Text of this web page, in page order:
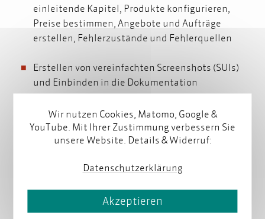
einleitende Kapitel, Produkte konfigurieren,
Preise bestimmen, Angebote und Aufträge
erstellen, Fehlerzustände und Fehlerquellen
Erstellen von vereinfachten Screenshots (SUIs)
und Einbinden in die Dokumentation
Wir nutzen Cookies, Matomo, Google &
YouTube. Mit Ihrer Zustimmung verbessern Sie
unsere Website. Details & Widerruf:
Datenschutzerklärung
Akzeptieren